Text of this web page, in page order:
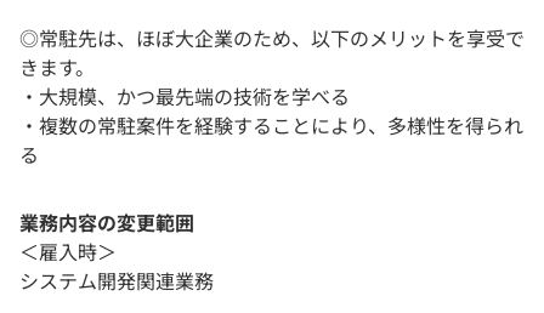
◎常駐先は、ほぼ大企業のため、以下のメリットを享受で
きます。
・大規模、かつ最先端の技術を学べる
・複数の常駐案件を経験することにより、多様性を得られ
る
業務内容の変更範囲
＜雇入時＞
システム開発関連業務